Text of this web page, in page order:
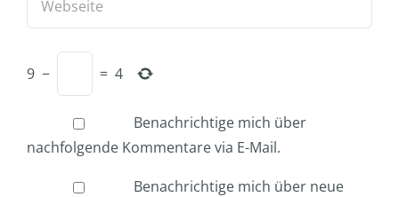
9 − = 4
Benachrichtige mich über
nachfolgende Kommentare via E-Mail.
Benachrichtige mich über neue